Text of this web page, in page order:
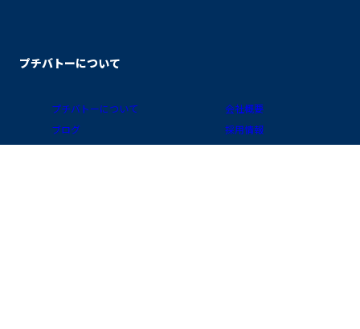
プチバトーについて
プチバトーについて
ブログ
会社概要
採用情報